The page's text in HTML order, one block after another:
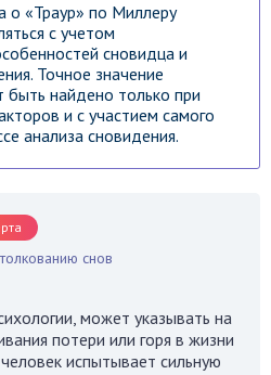
о «Траур» по Миллеру
с учетом
сновидца и
Точное значение
найдено только при
и с участием самого
анализа сновидения.
снов
может указывать на
потери или горя в жизни
испытывает сильную